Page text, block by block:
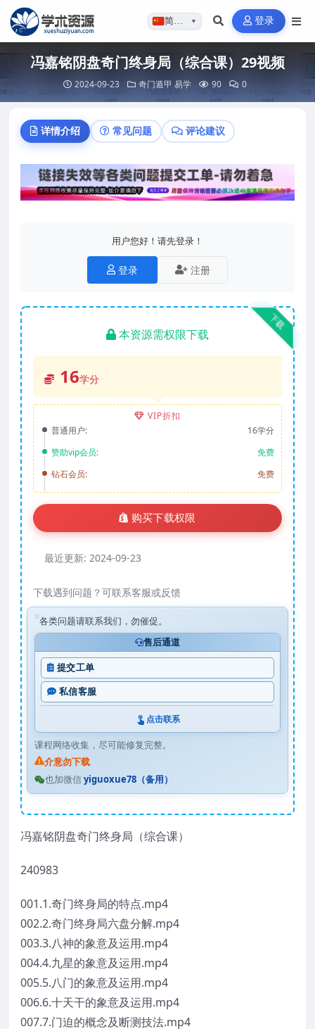
简体…▼ 登录
冯嘉铭阴盘奇门终身局（综合课）29视频
2024-09-23 奇门遁甲 易学 90 0
详情介绍 常见问题 评论建议
用户您好！请先登录！
登录 注册
下载
本资源需权限下载
16学分
VIP折扣
普通用户:
16学分
赞助vip会员:
免费
钻石会员:
免费
购买下载权限
最近更新: 2024-09-23
下载遇到问题？可联系客服或反馈
各类问题请联系我们，勿催促。
售后通道
提交工单
私信客服
点击联系
课程网络收集，尽可能修复完整。
介意勿下载
也加微信yiguoxue78（备用）
冯嘉铭阴盘奇门终身局（综合课）
240983
001.1.奇门终身局的特点.mp4
002.2.奇门终身局六盘分解.mp4
003.3.八神的象意及运用.mp4
004.4.九星的象意及运用.mp4
005.5.八门的象意及运用.mp4
006.6.十天干的象意及运用.mp4
007.7.门迫的概念及断测技法.mp4